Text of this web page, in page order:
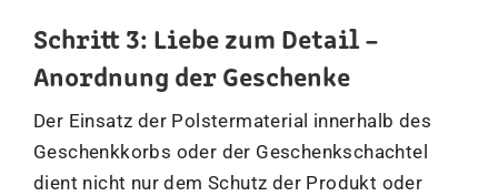
Schritt 3: Liebe zum Detail –
Anordnung der Geschenke
Der Einsatz der Polstermaterial innerhalb des
Geschenkkorbs oder der Geschenkschachtel
dient nicht nur dem Schutz der Produkt oder